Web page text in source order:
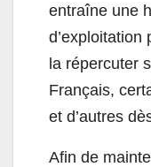
entraîne une
d’exploitation
la répercuter
Français,
et d’autres
Afin de